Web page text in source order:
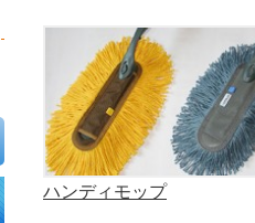
ハンディモップ